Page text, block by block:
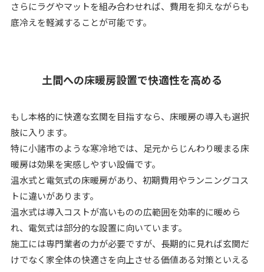
さらにラグやマットを組み合わせれば、費用を抑えながらも
底冷えを軽減することが可能です。
土間への床暖房設置で快適性を高める
もし本格的に快適な玄関を目指すなら、床暖房の導入も選択
肢に入ります。
特に小諸市のような寒冷地では、足元からじんわり暖まる床
暖房は効果を実感しやすい設備です。
温水式と電気式の床暖房があり、初期費用やランニングコス
トに違いがあります。
温水式は導入コストが高いものの広範囲を効率的に暖めら
れ、電気式は部分的な設置に向いています。
施工には専門業者の力が必要ですが、長期的に見れば玄関だ
けでなく家全体の快適さを向上させる価値ある対策といえる